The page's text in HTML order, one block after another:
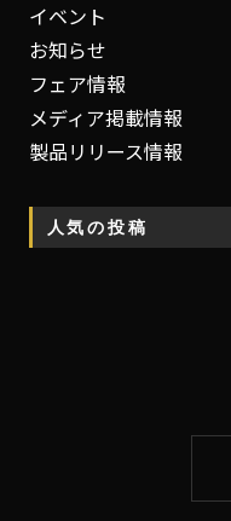
イベント
お知らせ
フェア情報
メディア掲載情報
製品リリース情報
人気の投稿